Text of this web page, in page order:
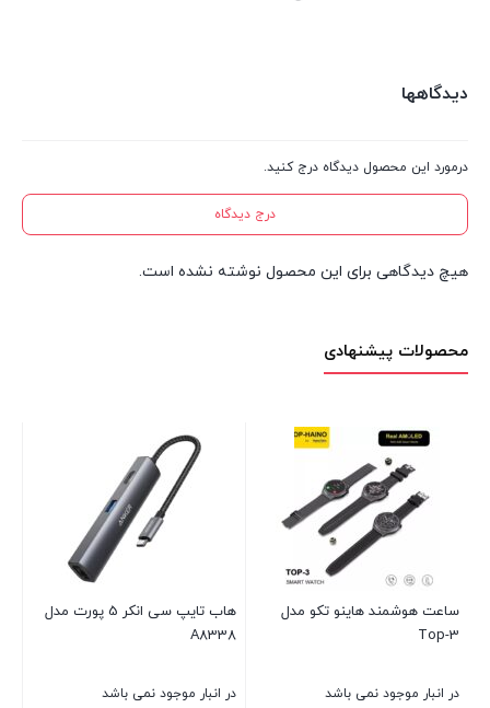
دیدگاهها
درمورد این محصول دیدگاه درج کنید.
درج دیدگاه
هیچ دیدگاهی برای این محصول نوشته نشده است.
محصولات پیشنهادی
ساعت هوشمند هاینو تکو مدل
Top-3
در انبار موجود نمی باشد
هاب تایپ سی انکر 5 پورت مدل
A8338
در انبار موجود نمی باشد